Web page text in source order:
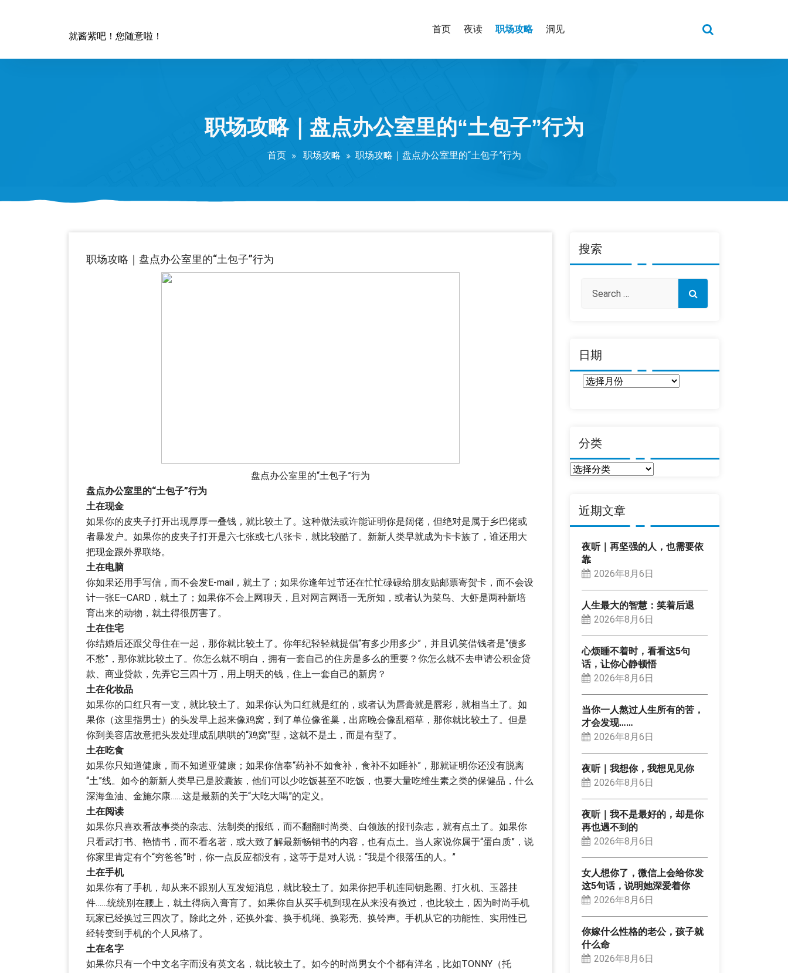
就酱紫吧！您随意啦！
首页 夜读
洞见
职场攻略｜盘点办公室里的“土包子”行为
首页 职场攻略 职场攻略｜盘点办公室里的“土包子”行为
职场攻略｜盘点办公室里的“土包子”行为
盘点办公室里的“土包子”行为
盘点办公室里的“土包子”行为
土在现金
如果你的皮夹子打开出现厚厚一叠钱，就比较土了。这种做法或许能证明你是阔佬，但绝对是属于乡巴佬或
者暴发户。如果你的皮夹子打开是六七张或七八张卡，就比较酷了。新新人类早就成为卡卡族了，谁还用大
把现金跟外界联络。
土在电脑
你如果还用手写信，而不会发E-mail，就土了；如果你逢年过节还在忙忙碌碌给朋友贴邮票寄贺卡，而不会设
计一张E―CARD，就土了；如果你不会上网聊天，且对网言网语一无所知，或者认为菜鸟、大虾是两种新培
育出来的动物，就土得很厉害了。
土在住宅
你结婚后还跟父母住在一起，那你就比较土了。你年纪轻轻就提倡“有多少用多少”，并且讥笑借钱者是“债多
不愁”，那你就比较土了。你怎么就不明白，拥有一套自己的住房是多么的重要？你怎么就不去申请公积金贷
款、商业贷款，先弄它三四十万，用上明天的钱，住上一套自己的新房？
土在化妆品
如果你的口红只有一支，就比较土了。如果你认为口红就是红的，或者认为唇膏就是唇彩，就相当土了。如
果你（这里指男士）的头发早上起来像鸡窝，到了单位像雀巢，出席晚会像乱稻草，那你就比较土了。但是
你到美容店故意把头发处理成乱哄哄的“鸡窝”型，这就不是土，而是有型了。
土在吃食
如果你只知道健康，而不知道亚健康；如果你信奉“药补不如食补，食补不如睡补”，那就证明你还没有脱离
“土”线。如今的新新人类早已是胶囊族，他们可以少吃饭甚至不吃饭，也要大量吃维生素之类的保健品，什么
深海鱼油、金施尔康……这是最新的关于“大吃大喝”的定义。
土在阅读
如果你只喜欢看故事类的杂志、法制类的报纸，而不翻翻时尚类、白领族的报刊杂志，就有点土了。如果你
只看武打书、艳情书，而不看名著，或大致了解最新畅销书的内容，也有点土。当人家说你属于“蛋白质”，说
你家里肯定有个“穷爸爸”时，你一点反应都没有，这等于是对人说：“我是个很落伍的人。”
土在手机
如果你有了手机，却从来不跟别人互发短消息，就比较土了。如果你把手机连同钥匙圈、打火机、玉器挂
件……统统别在腰上，就土得病入膏肓了。如果你自从买手机到现在从来没有换过，也比较土，因为时尚手机
玩家已经换过三四次了。除此之外，还换外套、换手机绳、换彩壳、换铃声。手机从它的功能性、实用性已
经转变到手机的个人风格了。
土在名字
如果你只有一个中文名字而没有英文名，就比较土了。如今的时尚男女个个都有洋名，比如TONNY（托
搜索
日期
分类
分
近期文章
夜听｜再坚强的人，也需要依
靠
2026年8月6日
人生最大的智慧：笑着后退
2026年8月6日
心烦睡不着时，看看这5句
话，让你心静顿悟
2026年8月6日
当你一人熬过人生所有的苦，
才会发现……
2026年8月6日
夜听｜我想你，我想见见你
2026年8月6日
夜听｜我不是最好的，却是你
再也遇不到的
2026年8月6日
女人想你了，微信上会给你发
这5句话，说明她深爱着你
2026年8月6日
你嫁什么性格的老公，孩子就
什么命
2026年8月6日